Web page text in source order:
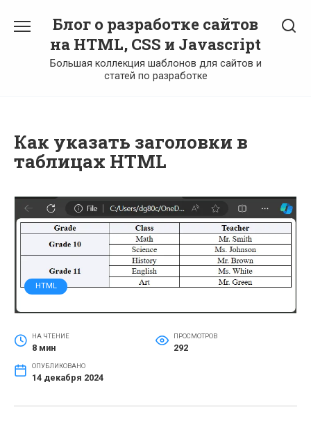
содержанию
Блог о разработке сайтов
на HTML, CSS и Javascript
Большая коллекция шаблонов для сайтов и
статей по разработке
Как указать заголовки в
таблицах HTML
HTML
НА ЧТЕНИЕ
8 мин
ПРОСМОТРОВ
292
ОПУБЛИКОВАНО
14 декабря 2024